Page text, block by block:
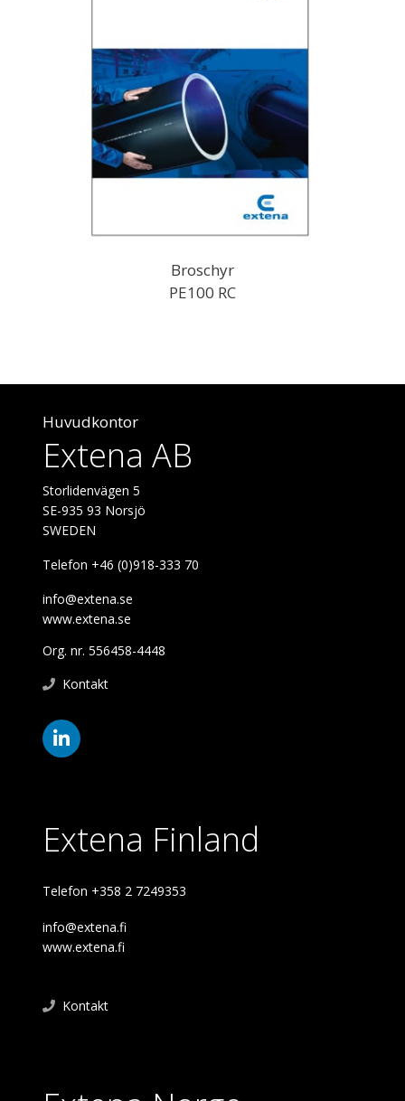
Broschyr
PE100 RC
Huvudkontor
Extena AB
Storlidenvägen 5
SE-935 93 Norsjö
SWEDEN
Telefon +46 (0)918-333 70
info@extena.se
www.extena.se
Org. nr. 556458-4448
Kontakt
Extena Finland
Telefon +358 2 7249353
info@extena.fi
www.extena.fi
Kontakt